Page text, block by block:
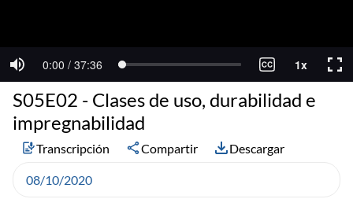
S05E02 - Clases de uso, durabilidad e
impregnabilidad
Transcripción Compartir Descargar
08/10/2020